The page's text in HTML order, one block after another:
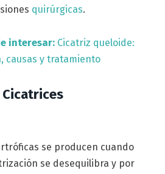
quirúrgicas.
interesar: Cicatriz queloide:
causas y tratamiento
Cicatrices
se producen cuando
se desequilibra y por